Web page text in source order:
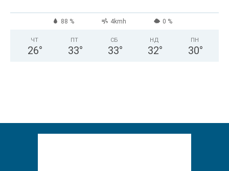
88 % 4kmh 0 %
ЧТ
26°
ПТ
33°
СБ
33°
НД
32°
ПН
30°